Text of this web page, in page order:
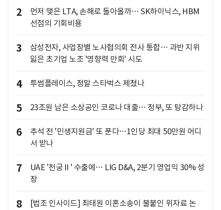
2
먼저 맺은 LTA, 손해로 돌아올까… SK하이닉스, HBM
선점의 기회비용
3
삼성전자, 사업장별 노사협의회 전사 통합… 과반 지위
잃은 초기업 노조 '영향력 만회' 시도
4 투썸플레이스, 정말 스타벅스 제쳤나
5 23조원 남은 소상공인 코로나 대출… 정부, 또 탕감하나
6
추석 전 '민생지원금' 또 푼다…1인당 최대 50만원 어디
서 받나
7
UAE '천궁Ⅱ' 수출에… LIG D&A, 2분기 영업익 30% 성
장
8
[법조 인사이드] 최태원 이혼소송이 불붙인 위자료 논